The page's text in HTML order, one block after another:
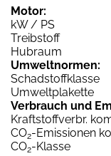
Motor:
kW / PS
Treibstoff
Hubraum
Umweltnormen:
Schadstoffklasse
Umweltplakette
Verbrauch und
Kraftstoffverbr.
CO2-Emissionen
CO2-Klasse